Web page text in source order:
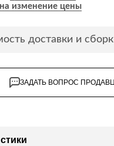
изменение цены
доставки и
ЗАДАТЬ ВОПРОС